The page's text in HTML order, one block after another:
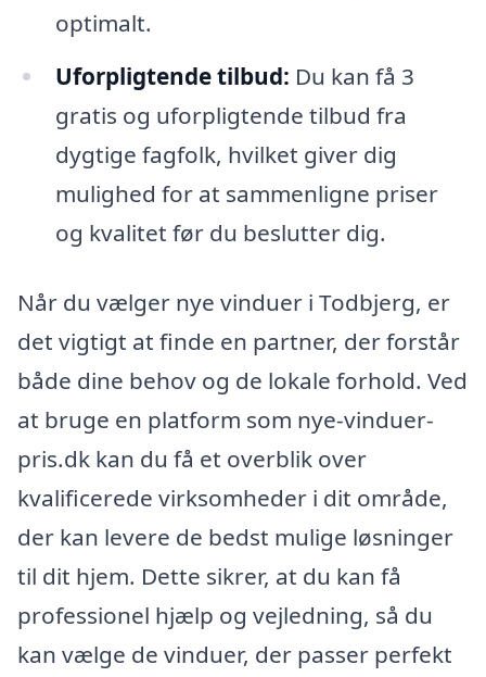
optimalt.
Uforpligtende tilbud: Du kan få 3
gratis og uforpligtende tilbud fra
dygtige fagfolk, hvilket giver dig
mulighed for at sammenligne priser
og kvalitet før du beslutter dig.
Når du vælger nye vinduer i Todbjerg, er
det vigtigt at finde en partner, der forstår
både dine behov og de lokale forhold. Ved
at bruge en platform som nye-vinduer-
pris.dk kan du få et overblik over
kvalificerede virksomheder i dit område,
der kan levere de bedst mulige løsninger
til dit hjem. Dette sikrer, at du kan få
professionel hjælp og vejledning, så du
kan vælge de vinduer, der passer perfekt